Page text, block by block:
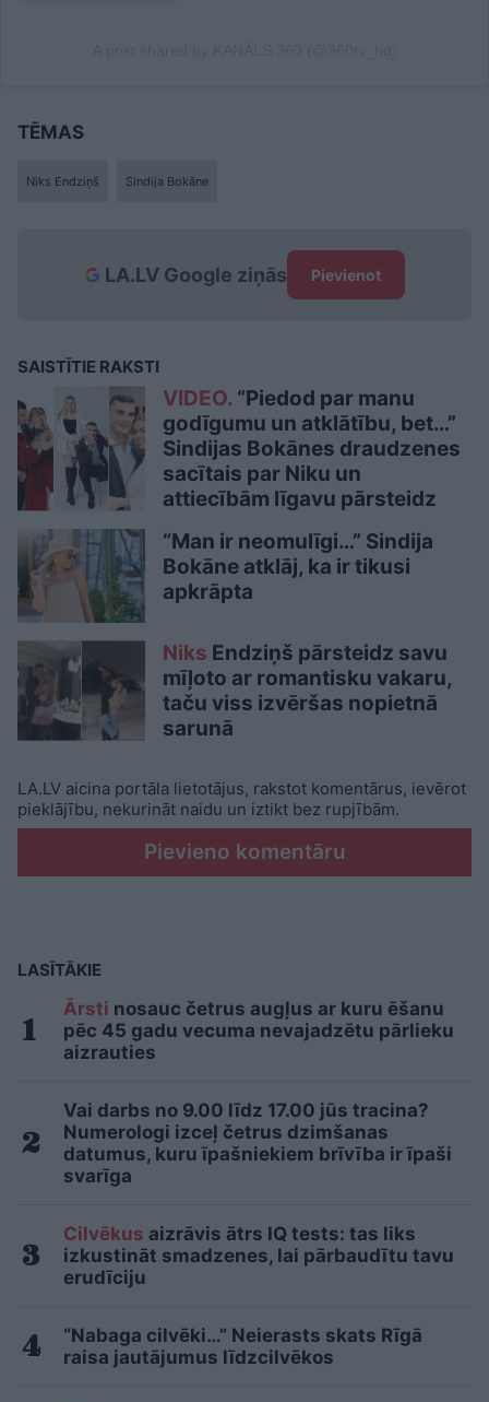
TĒMAS
Niks Endziņš Sindija Bokāne
LA.LV Google ziņās Pievienot
SAISTĪTIE RAKSTI
VIDEO. “Piedod par manu
godīgumu un atklātību, bet…”
Sindijas Bokānes draudzenes
sacītais par Niku un
attiecībām līgavu pārsteidz
“Man ir neomulīgi…” Sindija
Bokāne atklāj, ka ir tikusi
apkrāpta
Niks Endziņš pārsteidz savu
mīļoto ar romantisku vakaru,
taču viss izvēršas nopietnā
sarunā
LA.LV aicina portāla lietotājus, rakstot komentārus, ievērot
pieklājību, nekurināt naidu un iztikt bez rupjībām.
Pievieno komentāru
LASĪTĀKIE
Ārsti nosauc četrus augļus ar kuru ēšanu
pēc 45 gadu vecuma nevajadzētu pārlieku
aizrauties
Vai darbs no 9.00 līdz 17.00 jūs tracina?
Numerologi izceļ četrus dzimšanas
datumus, kuru īpašniekiem brīvība ir īpaši
svarīga
Cilvēkus aizrāvis ātrs IQ tests: tas liks
izkustināt smadzenes, lai pārbaudītu tavu
erudīciju
“Nabaga cilvēki…” Neierasts skats Rīgā
raisa jautājumus līdzcilvēkos